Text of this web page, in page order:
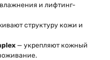
и лифтинг-
структуру кожи и
— укрепляют кожный